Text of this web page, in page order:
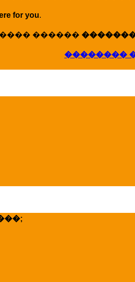
for you.
������
��������